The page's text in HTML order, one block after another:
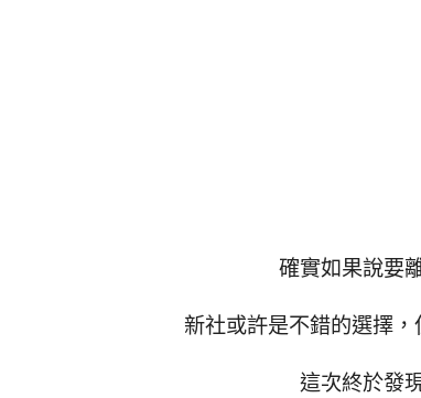
確實如果說要
新社或許是不錯的選擇
這次終於發